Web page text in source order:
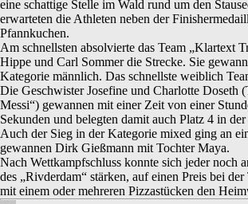
eine schattige Stelle im Wald rund um den
erwarteten die Athleten neben der
Pfannkuchen.
Am schnellsten absolvierte das Team „Klartext
Hippe und Carl Sommer die Strecke. Sie
Kategorie männlich. Das schnellste weiblich
Die Geschwister Josefine und Charlotte Doseth
Messi“) gewannen mit einer Zeit von einer
Sekunden und belegten damit auch Platz 4 in
Auch der Sieg in der Kategorie mixed ging an
gewannen Dirk Gießmann mit Tochter Maya.
Nach Wettkampfschluss konnte sich jeder noch
des „Rivderdam“ stärken, auf einen Preis bei
mit einem oder mehreren Pizzastücken den